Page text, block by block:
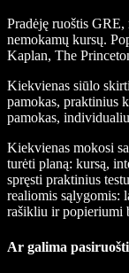
Pradėję ruoštis
nemokamų kursų.
Kaplan, The
Kiekvienas siūlo
pamokas, praktinius
pamokas,
Kiekvienas mokosi
turėti planą: kursą,
spręsti praktinius
realiomis sąlygomis:
rašikliu ir popieriumi
Ar galima